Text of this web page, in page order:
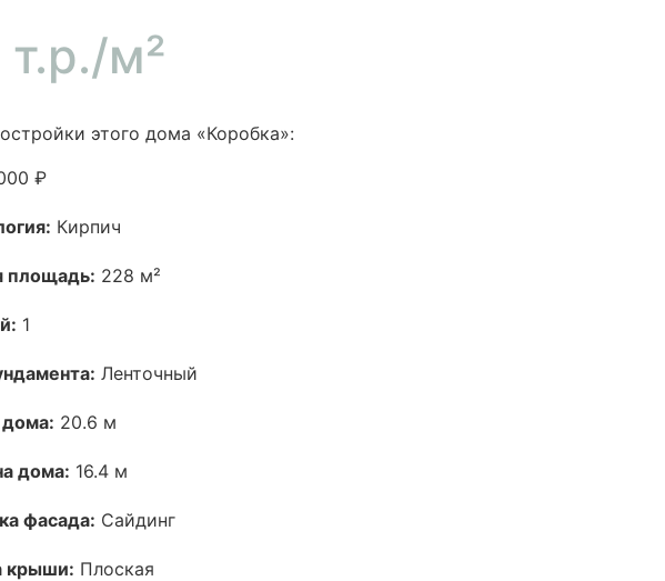
т.р./м²
этого дома «Коробка»:
₽
Кирпич
площадь: 228 м²
1
Ленточный
20.6 м
дома: 16.4 м
фасада: Сайдинг
крыши: Плоская